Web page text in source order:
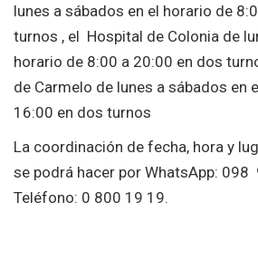
lunes a sábados en el horario de
turnos , el Hospital de Colonia de
horario de 8:00 a 20:00 en dos
de Carmelo de lunes a sábados en
16:00 en dos turnos
La coordinación de fecha, hora y
se podrá hacer por WhatsApp: 098
Teléfono: 0 800 19 19.